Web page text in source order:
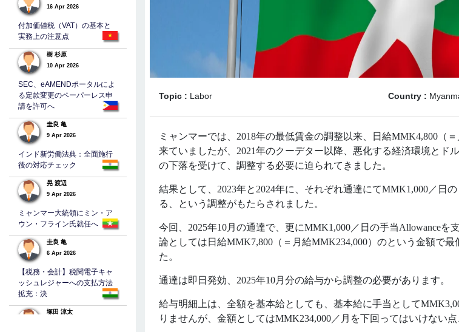
16 Apr 2026
付加価値税（VAT）の基本と
実務上の注意点
樹 杉原
10 Apr 2026
SEC、eAMENDポータルによ
る定款変更のペーパーレス申
請を許可へ
圭良 亀
9 Apr 2026
インド新労働法典：全面施行
後の対応チェック
晃 渡辺
9 Apr 2026
ミャンマー大統領にミン・ア
ウン・フライン氏就任へ
圭良 亀
6 Apr 2026
【税務・会計】税関電子キャ
ッシュレジャーへの支払方法
拡充：決
塚田 涼太
Topic : Labor Country :
ミャンマーでは、 2018年の最低賃金の調整以来、日給MMK4,800（＝
来ていましたが、2021年のクーデター以降、悪化する経済環境とド
の下落を受けて、調整する必要に迫られてきました。
結果として、 2023年と2024年に、それぞれ通達にてMMK1,000／日
る、という調整がもたらされました。
今回、 2025年10月の通達で、更にMMK1,000／日の手当Allowanceを
論としては日給MMK7,800（＝月給MMK234,000）のという金額で
た。
通達は即日発効、 2025年10月分の給与から調整の必要があります。
給与明細上は、全額を基本給としても、基本給に手当として
りませんが、 金額としてはMMK234,000／月を下回ってはいけない点